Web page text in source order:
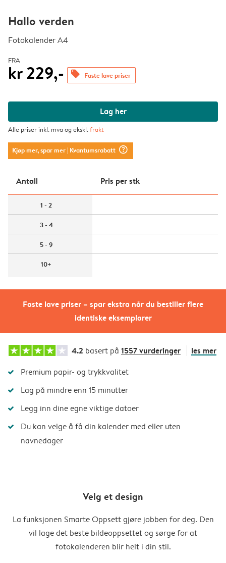
Faste lave priser – spar ekstra når du bestiller flere
identiske eksemplarer
Hallo verden
Fotokalender A4
FRA
kr 229,- offers Faste lave priser
Lag her
Alle priser inkl. mva og ekskl.frakt
Kjøp mer, spar mer| Kvantumsrabatt question_mark_circle
Antall Pris per stk
1 - 2
3 - 4
5 - 9
10+
4.2 basert på 1557 vurderinger les mer
Premium papir- og trykkvalitet
Lag på mindre enn 15 minutter
Legg inn dine egne viktige datoer
Du kan velge å få din kalender med eller uten
navnedager
Velg et design
La funksjonen Smarte Oppsett gjøre jobben for deg. Den
vil lage det beste bildeoppsettet og sørge for at
fotokalenderen blir helt i din stil.